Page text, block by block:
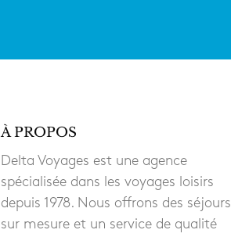
À PROPOS
Delta Voyages est une agence
spécialisée dans les voyages loisirs
depuis 1978. Nous offrons des séjours
sur mesure et un service de qualité